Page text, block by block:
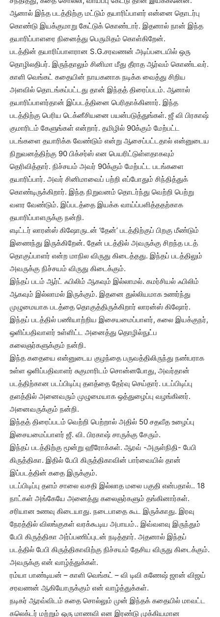
ஆனால் இந்த படத்திற்கு மட்டும் தயாரிப்பாளர் என்னை தொடர்பு
கொண்டு இயக்குமாறு கேட்டுக் கொண்டார். இதனால் நான் இந்த
தயாரிப்பாளரை நினைத்து பெருமிதம் கொள்கிறேன்.
படத்தின் தயாரிப்பாளரான S.G.சரவணன் அடிப்படையில் ஒரு
தொழிலதிபர். இருந்தாலும் சினிமா மீது தீராத ஆர்வம் கொண்டவர்.
காளி வெங்கட் கதையின் நாயகனாக நடிக்க வைத்து சிறிய
அளவில் தொடங்கப்பட்டது தான் இந்தத் திரைப்படம். ஆனால்
தயாரிப்பாளர்தான் இப்படத்தினை பெரிதாக்கினார். இந்த
படத்திற்கு பெரிய டெக்னீசியனை பயன்படுத்துங்கள். ஜீ வி பிரகாஷ்
குமாரிடம் கேளுங்கள் என்றார். தமிழில் 90க்கும் மேற்பட்ட
படங்களை தயாரிக்க வேண்டும் என்று ஆசைப்பட்டதால் என்னுடைய
நிறுவனத்திற்கு 90 பிக்சர்ஸ் என பெயரிட்டுள்ளதாகவும்
தெரிவித்தார். நிச்சயம் அவர் 90க்கும் மேற்பட்ட படங்களை
தயாரிப்பார். அவர் சினிமாவைப் பற்றி எப்போதும் சிந்தித்துக்
கொண்டிருக்கிறார். இந்த நிறுவனம் தொடர்ந்து வெற்றி பெற்று
வளர வேண்டும். இப்படத்தை இயக்க வாய்ப்பளித்ததற்காக
தயாரிப்பாளருக்கு நன்றி.
எடிட்டர் லாரன்ஸ் கிஷோருடன் ‘தேன்’ படத்திற்குப் பிறகு மீண்டும்
இணைந்து இருக்கிறேன். தேன் படத்தில் அவருக்கு சிறந்த படத்
தொகுப்பாளர் என்ற மாநில விருது கிடைத்தது. இந்தப் படத்திலும்
அவருக்கு நிச்சயம் விருது கிடைக்கும்.
இந்தப் படம் ஆர்ட் ஃபிலிம் ஆகவும் இல்லாமல். கமர்சியல் ஃபிலிம்
ஆகவும் இல்லாமல் இருக்கும். இதனை துல்லியமாக உணர்ந்து
முழுமையாக படத்தை தொகுத்திருக்கிறார் லாரன்ஸ் கிஷோர்.
இந்தப் படத்தில் பணியாற்றிய இசையமைப்பாளர், கலை இயக்குநர்,
ஒளிப்பதிவாளர் உள்ளிட்ட அனைத்து தொழில்நுட்ப
கலைஞர்களுக்கும் நன்றி.
இந்த கதையை என்னுடைய குழந்தை பருவத்திலிருந்து நண்பராக
உள்ள ஒளிப்பதிவாளர் சுகுமாரிடம் சொன்னபோது, அவர்தான்
படத்திற்கான படப்பிடிப்பு தளத்தை தேர்வு செய்தார். படப்பிடிப்பு
தளத்தில் அனைவரும் முழுமையாக ஒத்துழைப்பு வழங்கினர்.
அனைவருக்கும் நன்றி.
இந்தத் திரைப்படம் வெற்றி பெற்றால் அதில் 50 சதவீத உழைப்பு
இசையமைப்பாளர் ஜீ. வி. பிரகாஷ் சாருக்கு சேரும்.
இந்தப் படத்திற்கு மூன்று ஹீரோக்கள். ஆரவ் -அருள்நிதி- பேபி
கிருத்திகா. இதில் பேபி கிருத்திகாவின் பார்வையில் தான்
இப்படத்தின் கதை இருக்கும்.‌
படப்பிடிப்பு தளம் சாலை வசதி இல்லாத மலை பகுதி என்பதால்.. 18
நாட்கள் அங்கேயே அனைத்து கலைஞர்களும் தங்கினார்கள்.
சரியான உணவு கிடையாது. நடைபாதை கூட இருக்காது. இரவு
நேரத்தில் விலங்குகள் வரக்கூடிய அபாயம்.. இவ்வளவு இருந்தும்
பேபி கிருத்திகா அர்ப்பணிப்புடன் நடித்தார். அதனால் இந்தப்
படத்தில் பேபி கிருத்திகாவிற்கு நிச்சயம் தேசிய விருது கிடைக்கும்.
அவருக்கு என் வாழ்த்துக்கள்.
ரம்யா பாண்டியன் – காளி வெங்கட் – வி டிவி கணேஷ் ஜான் விஜய்
சரவணன் ஆகியோருக்கும் என் வாழ்த்துக்கள்.
நடிகர் ஆரவ்விடம் கதை சொல்லும் முன் இந்தக் கதையில் மாவட்ட
கலெக்டர் மற்றும் ஒரு மாணவி என இரண்டு முக்கியமான